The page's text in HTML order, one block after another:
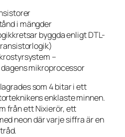
i mängder
byggda enligt DTL-
–
mikroprocessor
som 4 bitar i ett
enklaste minnen.
från ett Nixierör, ett
neon där varje siffra är en